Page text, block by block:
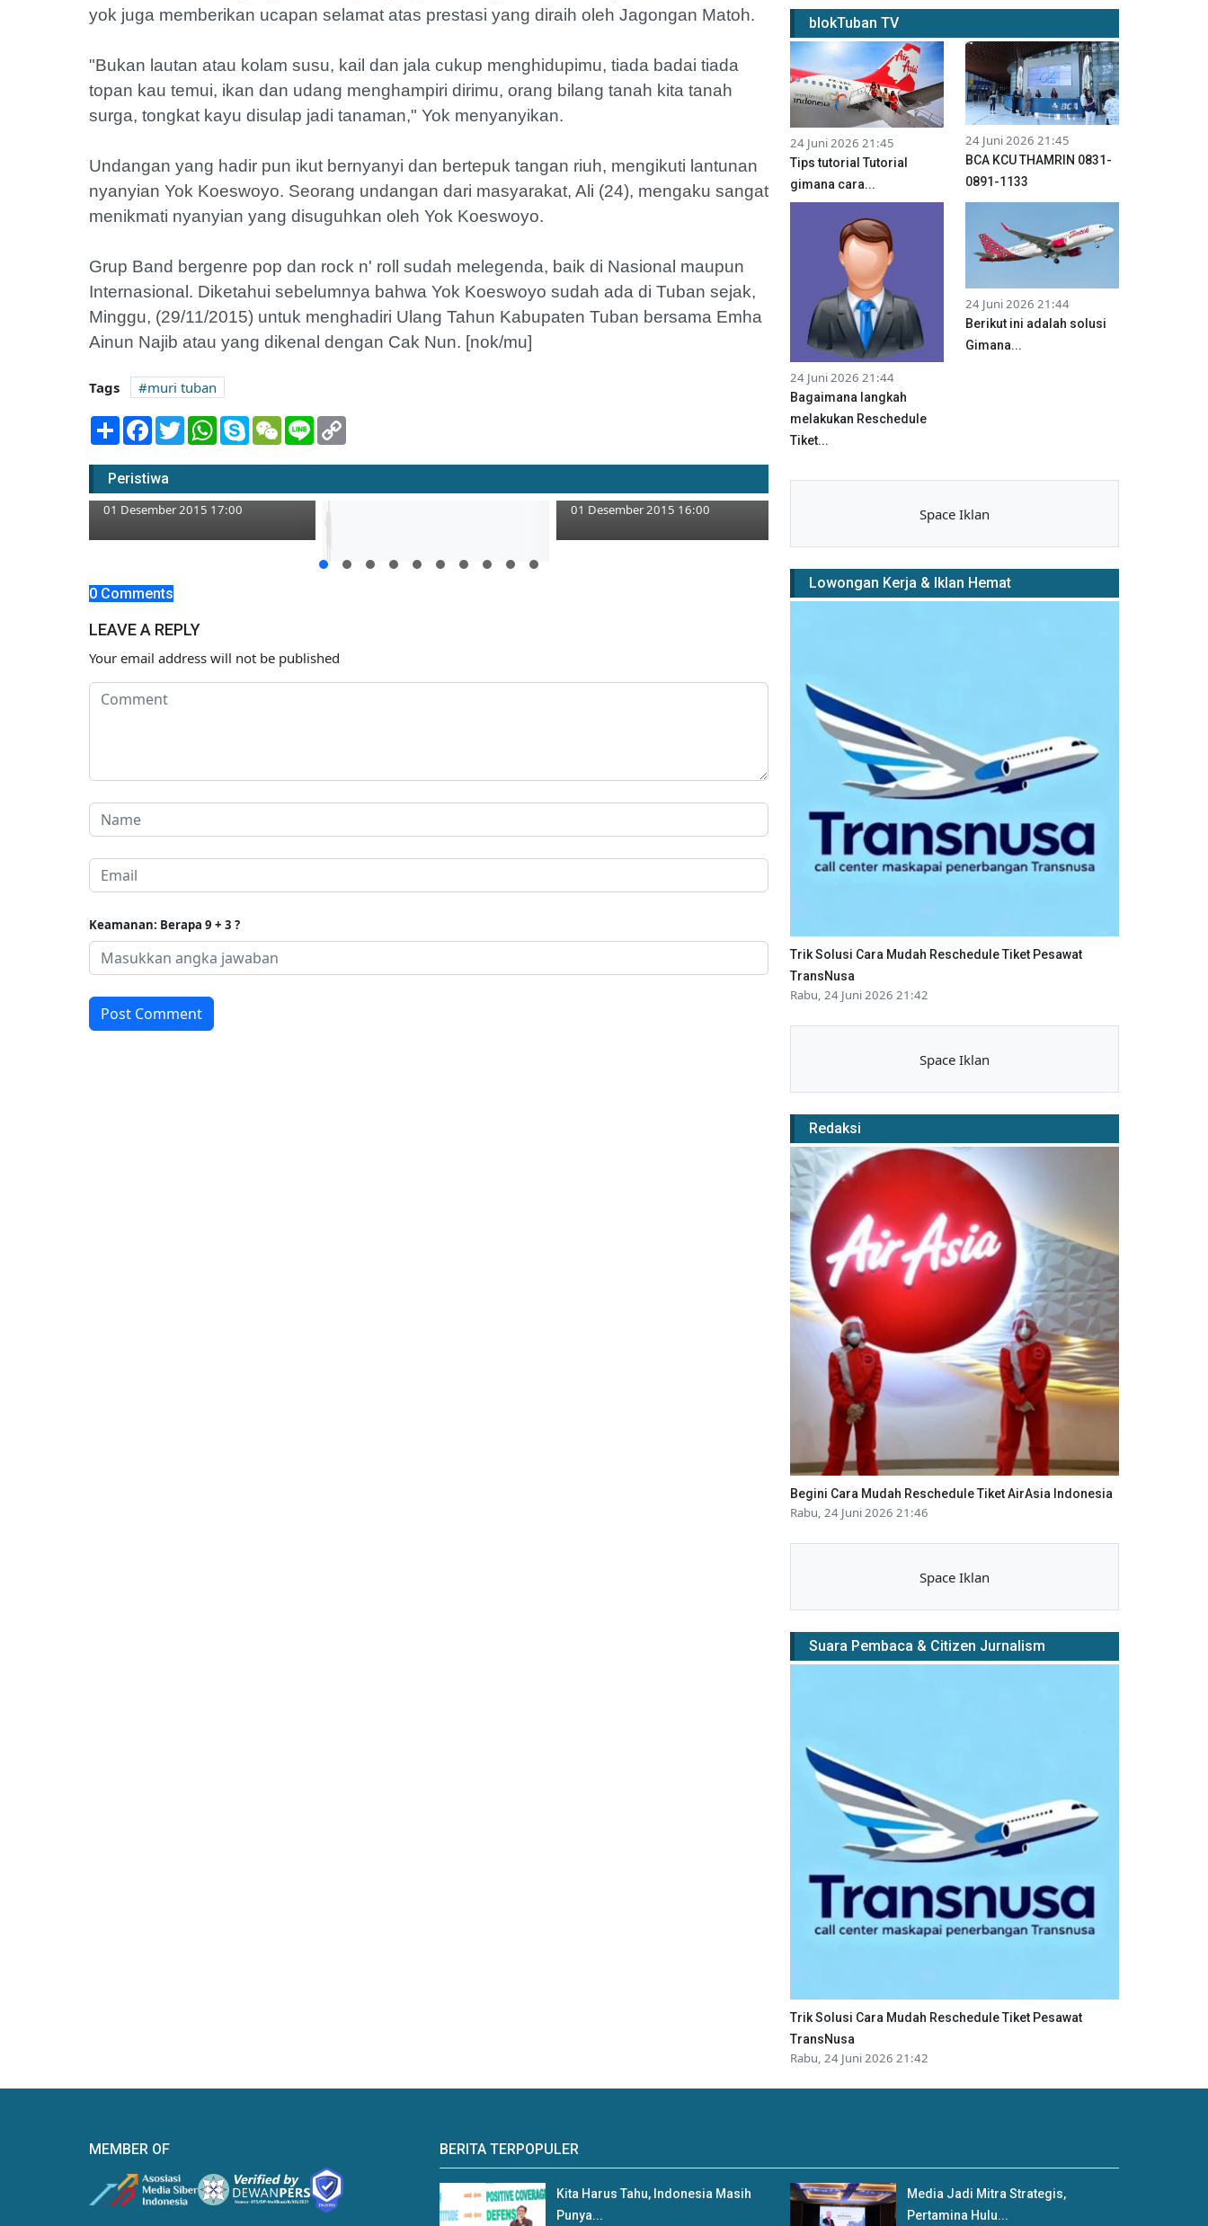
yok juga memberikan ucapan selamat atas prestasi yang diraih oleh Jagongan Matoh.
"Bukan lautan atau kolam susu, kail dan jala cukup menghidupimu, tiada badai tiada
topan kau temui, ikan dan udang menghampiri dirimu, orang bilang tanah kita tanah
surga, tongkat kayu disulap jadi tanaman," Yok menyanyikan.
Undangan yang hadir pun ikut bernyanyi dan bertepuk tangan riuh, mengikuti lantunan
nyanyian Yok Koeswoyo. Seorang undangan dari masyarakat, Ali (24), mengaku sangat
menikmati nyanyian yang disuguhkan oleh Yok Koeswoyo.
Grup Band bergenre pop dan rock n' roll sudah melegenda, baik di Nasional maupun
Internasional. Diketahui sebelumnya bahwa Yok Koeswoyo sudah ada di Tuban sejak,
Minggu, (29/11/2015) untuk menghadiri Ulang Tahun Kabupaten Tuban bersama Emha
Ainun Najib atau yang dikenal dengan Cak Nun. [nok/mu]
Tags
muri tuban
Share Facebook
TwitterWhatsApp
SkypeWeChatLine
Peristiwa
Musim Tanam Tiba, Saatnya
Gembala Unggas
01 Desember 2015 17:00
Terima Rekor Muri, Jagongan
01 Desember 2015 16:00
0 Comments
LEAVE A REPLY
Your email address will not be published
Keamanan: Berapa 9 + 3 ?
Post Comment
blokTuban TV
24 Juni 2026 21:45
Tips tutorial Tutorial
gimana cara...
24 Juni 2026 21:45
BCA KCU THAMRIN 0831-
0891-1133
24 Juni 2026 21:44
Bagaimana langkah
melakukan Reschedule
Tiket...
24 Juni 2026 21:44
Berikut ini adalah solusi
Gimana...
Space Iklan
Lowongan Kerja & Iklan Hemat
Trik Solusi Cara Mudah Reschedule Tiket Pesawat
TransNusa
Rabu, 24 Juni 2026 21:42
Space Iklan
Redaksi
Begini Cara Mudah Reschedule Tiket AirAsia Indonesia
Rabu, 24 Juni 2026 21:46
Space Iklan
Suara Pembaca & Citizen Jurnalism
Trik Solusi Cara Mudah Reschedule Tiket Pesawat
TransNusa
Rabu, 24 Juni 2026 21:42
MEMBER OF BERITA TERPOPULER
Kita Harus Tahu, Indonesia Masih
Punya...
Media Jadi Mitra Strategis,
Pertamina Hulu...